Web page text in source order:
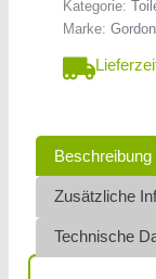
Kategorie:
Marke:
Beschreibung
Zusätzliche
Technische